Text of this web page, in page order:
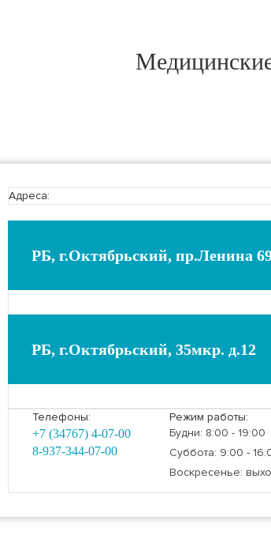
Адреса:
РБ, г.Октябрьский, пр.Ленина
РБ, г.Октябрьский, 35мкр. д.12
Телефоны:
+7 (34767) 4-07-00
8-937-344-07-00
Режим работы:
Будни: 8:00 - 19:00
Суббота: 9:00 -
Воскресенье: